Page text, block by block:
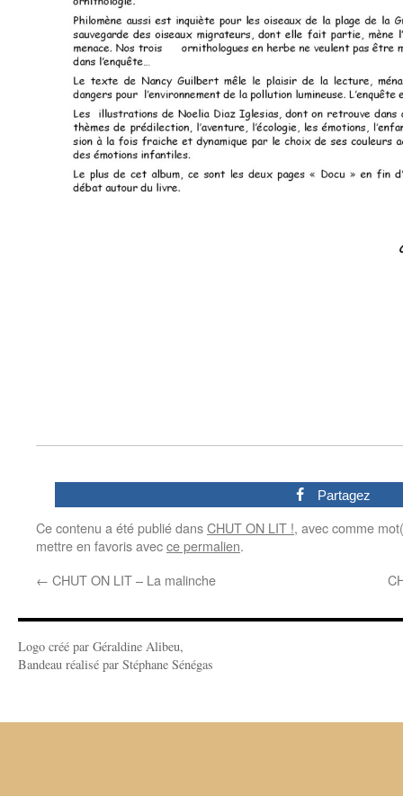
Partagez
Ce contenu a été publié dansCHUT ON LIT !, avec comme
mettre en favoris avecce permalien.
← CHUT ON LIT – La malinche
Logo créé par Géraldine Alibeu,
Bandeau réalisé par Stéphane Sénégas